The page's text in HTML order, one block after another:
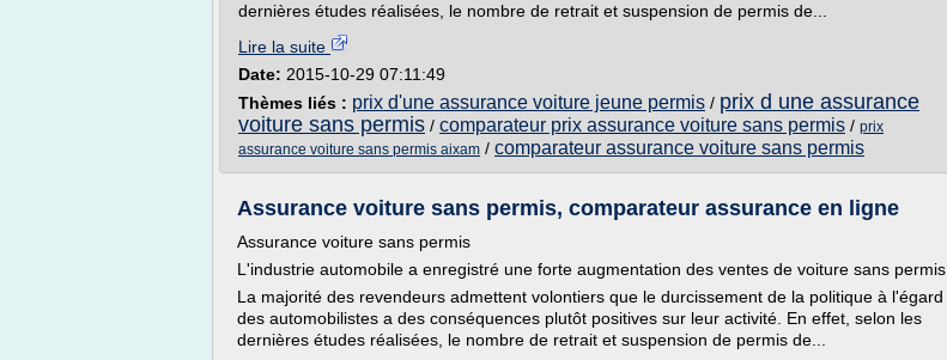
dernières études réalisées, le nombre de retrait et suspension de permis de...
Lire la suite
Date: 2015-10-29 07:11:49
Thèmes liés : prix d'une assurance voiture jeune permis / prix d une assurance
voiture sans permis / comparateur prix assurance voiture sans permis / prix
assurance voiture sans permis aixam / comparateur assurance voiture sans permis
Assurance voiture sans permis, comparateur assurance en ligne
Assurance voiture sans permis
L'industrie automobile a enregistré une forte augmentation des ventes de voiture sans permis.
La majorité des revendeurs admettent volontiers que le durcissement de la politique à l'égard
des automobilistes a des conséquences plutôt positives sur leur activité. En effet, selon les
dernières études réalisées, le nombre de retrait et suspension de permis de...